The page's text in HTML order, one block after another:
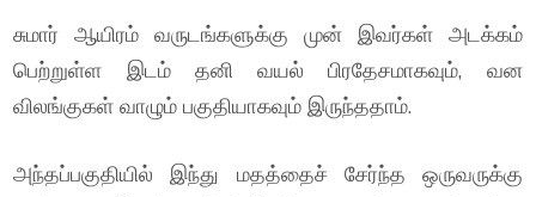
சுமார் ஆயிரம் வருடங்களுக்கு முன் இவர்கள் அடக்கம்
பெற்றுள்ள இடம் தனி வயல் பிரதேசமாகவும், வன
விலங்குகள் வாழும் பகுதியாகவும் இருந்ததாம்.
அந்தப்பகுதியில் இந்து மதத்தைச் சேர்ந்த ஒருவருக்கு